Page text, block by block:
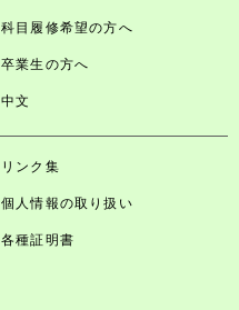
科目履修希望の方へ
卒業生の方へ
中文
リンク集
個人情報の取り扱い
各種証明書